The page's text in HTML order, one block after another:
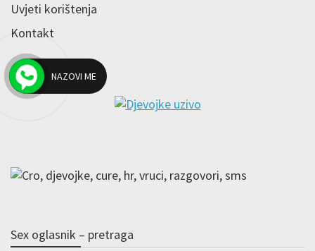
Uvjeti korištenja
Kontakt
Sex oglasnik – pretraga
NAZOVI ME